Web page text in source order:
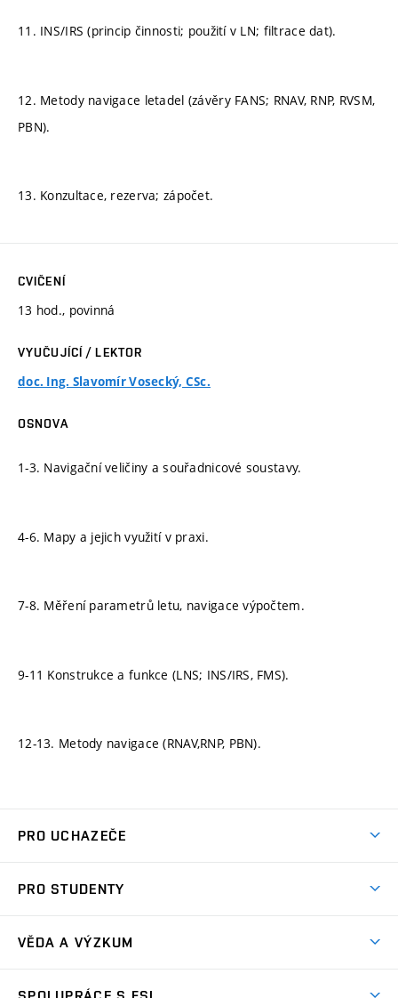
11. INS/IRS (princip činnosti; použití v LN; filtrace dat).
12. Metody navigace letadel (závěry FANS; RNAV, RNP, RVSM,
PBN).
13. Konzultace, rezerva; zápočet.
CVIČENÍ
13 hod., povinná
VYUČUJÍCÍ / LEKTOR
doc. Ing. Slavomír Vosecký, CSc.
OSNOVA
1-3. Navigační veličiny a souřadnicové soustavy.
4-6. Mapy a jejich využití v praxi.
7-8. Měření parametrů letu, navigace výpočtem.
9-11 Konstrukce a funkce (LNS; INS/IRS, FMS).
12-13. Metody navigace (RNAV,RNP, PBN).
PRO UCHAZEČE
Ambasadoři studia
PRO STUDENTY
Studijní předpisy
VĚDA A VÝZKUM